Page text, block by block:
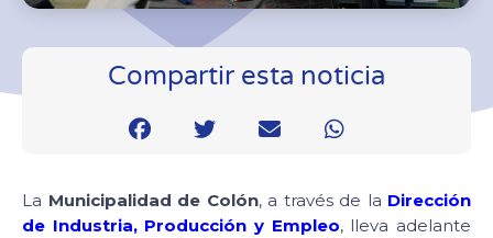
Compartir esta noticia
La Municipalidad de Colón, a través de la Dirección
de Industria, Producción y Empleo, lleva adelante